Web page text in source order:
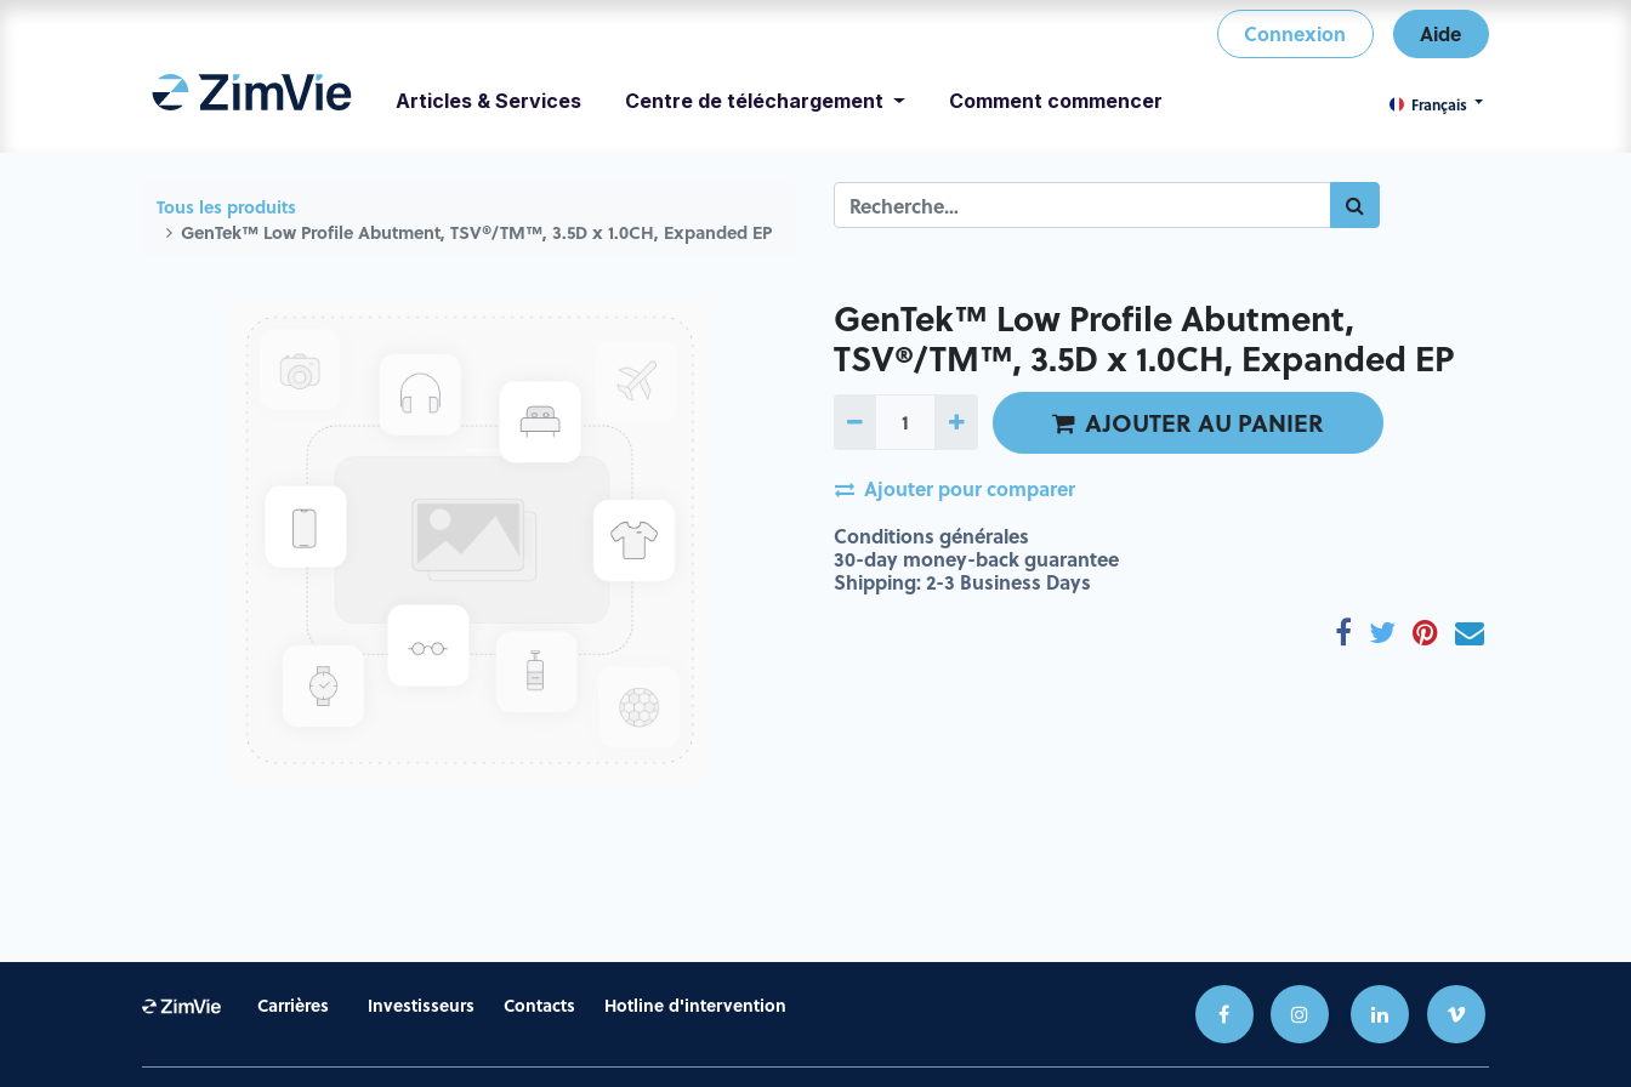
Connexion Aide
Articles & Services Centre de téléchargement Comment commencer Français
Tous les produits
GenTek™ Low Profile Abutment, TSV®/TM™, 3.5D x 1.0CH, Expanded EP
GenTek™ Low Profile Abutment,
TSV®/TM™, 3.5D x 1.0CH, Expanded EP
AJOUTER AU PANIER
Ajouter pour comparer
Conditions générales
30-day money-back guarantee
Shipping: 2-3 Business Days
Carrières Investisseurs Contacts Hotline d'intervention